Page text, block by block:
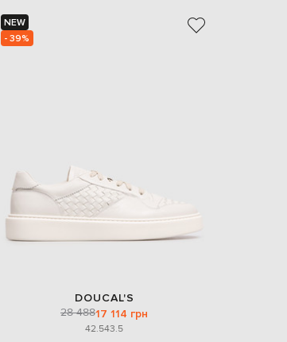
NEW
- 39%
DOUCAL'S
28 48817 114 грн
42.543.5